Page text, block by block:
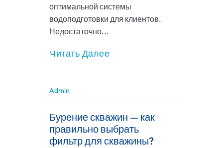
оптимальной системы
водоподготовки для клиентов.
Недостаточно...
Читать Далее
Admin
Бурение скважин — как
правильно выбрать
фильтр для скважины?